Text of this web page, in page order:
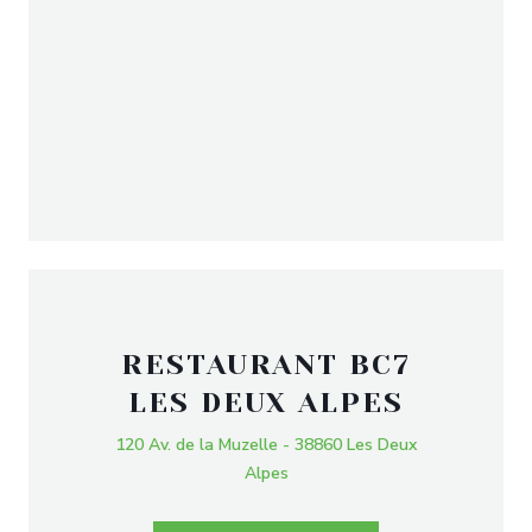
RESTAURANT BC7
LES DEUX ALPES
120 Av. de la Muzelle - 38860 Les Deux
Alpes